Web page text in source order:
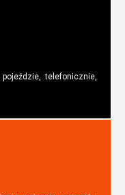
telefonicznie,